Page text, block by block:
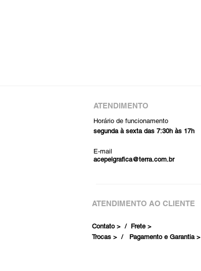
ATENDIMENTO
Horário de funcionamento
segunda à sexta das 7:30h às 17h
E-mail
acepelgrafica@terra.com.br
ATENDIMENTO AO CLIENTE
Contato > / Frete >
Trocas > / Pagamento e Garantia >